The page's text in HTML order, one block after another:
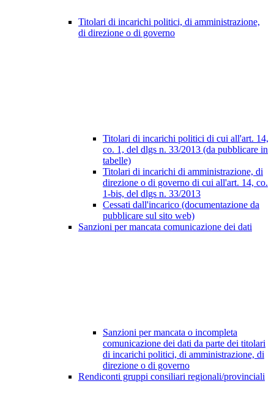
Titolari di incarichi politici, di amministrazione,
di direzione o di governo
Titolari di incarichi politici di cui all'art. 14,
co. 1, del dlgs n. 33/2013 (da pubblicare in
tabelle)
Titolari di incarichi di amministrazione, di
direzione o di governo di cui all'art. 14, co.
1-bis, del dlgs n. 33/2013
Cessati dall'incarico (documentazione da
pubblicare sul sito web)
Sanzioni per mancata comunicazione dei dati
Sanzioni per mancata o incompleta
comunicazione dei dati da parte dei titolari
di incarichi politici, di amministrazione, di
direzione o di governo
Rendiconti gruppi consiliari regionali/provinciali